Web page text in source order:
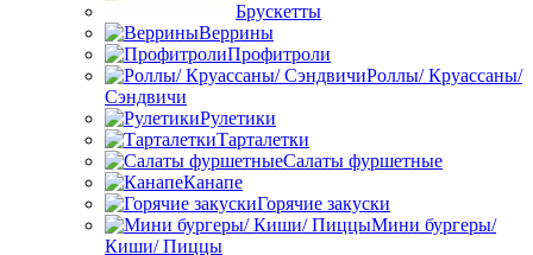
Брускетты
Веррины
Профитроли
Роллы/ Круассаны/
Сэндвичи
Рулетики
Тарталетки
Салаты фуршетные
Канапе
Горячие закуски
Мини бургеры/
Киши/ Пиццы